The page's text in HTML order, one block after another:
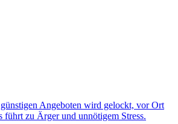
Angeboten wird gelockt, vor Ort
führt zu Ärger und unnötigem Stress.